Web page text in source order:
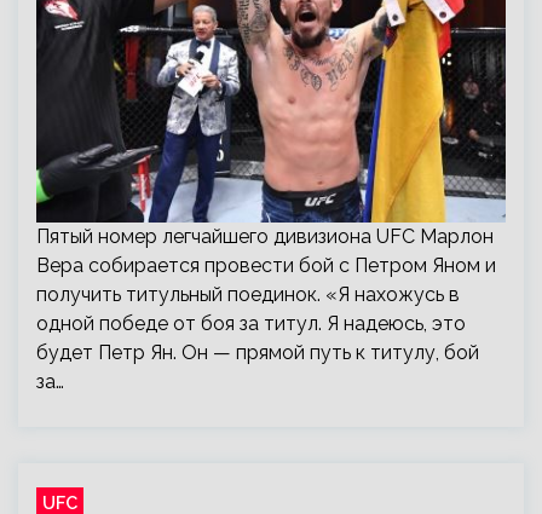
Пятый номер легчайшего дивизиона UFC Марлон
Вера собирается провести бой с Петром Яном и
получить титульный поединок. «Я нахожусь в
одной победе от боя за титул. Я надеюсь, это
будет Петр Ян. Он — прямой путь к титулу, бой
за…
UFC